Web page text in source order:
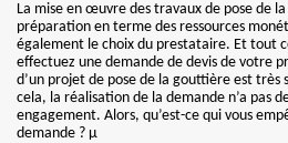
La mise en œuvre des travaux de pose de
préparation en terme des ressources
également le choix du prestataire. Et tout
effectuez une demande de devis de votre
d’un projet de pose de la gouttière est très
cela, la réalisation de la demande n’a pas
engagement. Alors, qu’est-ce qui vous
demande ? µ